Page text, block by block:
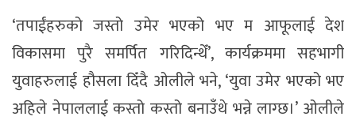
‘तपाईंहरुको जस्तो उमेर भएको भए म आफूलाई देश
विकासमा पुरै समर्पित गरिदिन्थेँ’, कार्यक्रममा सहभागी
युवाहरुलाई हौसला दिँदै ओलीले भने, ‘युवा उमेर भएको भए
अहिले नेपाललाई कस्तो कस्तो बनाउँथे भन्ने लाग्छ।’ ओलीले